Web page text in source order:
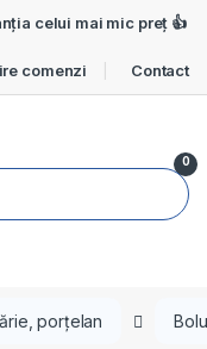
celui mai mic preț 👍
comenzi Contact
0
porțelan